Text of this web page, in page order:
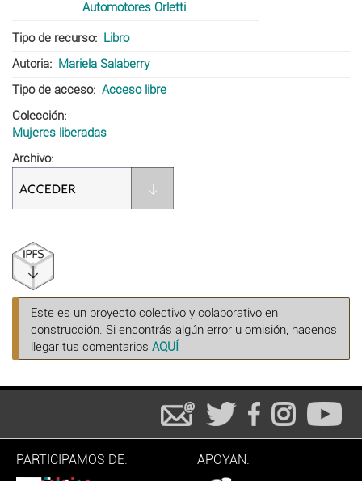
Automotores Orletti
Tipo de recurso
Libro
Autoria
Mariela Salaberry
Tipo de acceso
Acceso libre
Colección
Mujeres liberadas
Archivo
Este es un proyecto colectivo y colaborativo en
construcción. Si encontrás algún error u omisión, hacenos
llegar tus comentarios AQUÍ
PARTICIPAMOS DE: APOYAN: